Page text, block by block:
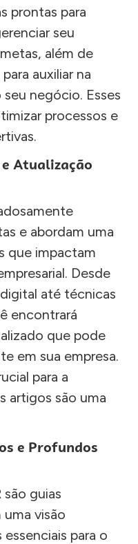
prontas para
seu
além de
auxiliar na
negócio. Esses
processos e
Atualização
e abordam uma
que impactam
Desde
até técnicas
encontrará
que pode
em sua empresa.
para a
artigos são uma
e Profundos
são guias
visão
para o